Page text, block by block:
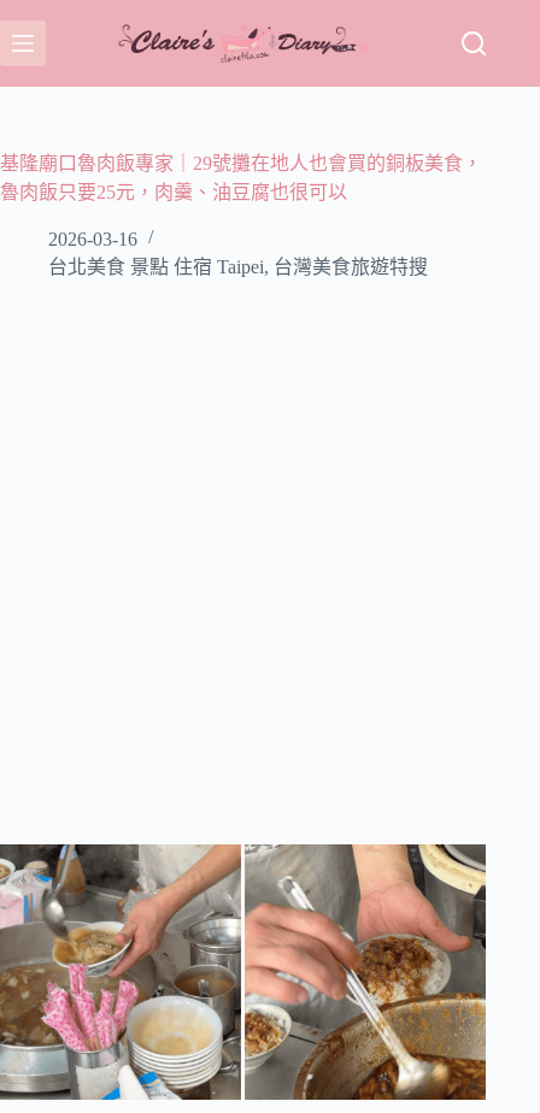
至
主
容
基隆廟口魯肉飯專家｜29號攤在地人也會買的銅板美食，
魯肉飯只要25元，肉羹、油豆腐也很可以
2026-03-16
台北美食 景點 住宿 Taipei, 台灣美食旅遊特搜